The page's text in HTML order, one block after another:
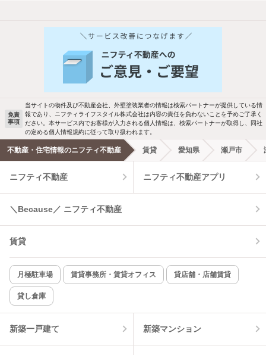
バス・トイレ別 2階以上
洗濯機置場あり 独立洗面台
エアコンあり 都市ガス
温水洗浄便座 オートロック
コンロ2口以上
新着のみ インターネット無料
該当件数:
12件
免責
事項
当サイトの物件及び不動産会社、外壁塗装業者の情報は検索パートナーが提供している情
報であり、ニフティライフスタイル株式会社は内容の責任を負わないことを予めご了承く
ださい。本サービス内でお客様が入力される個人情報は、検索パートナーが取得し、同社
の定める個人情報規約に従って取り扱われます。
不動産・住宅情報のニフティ不動産 賃貸 愛知県 瀬戸市
ニフティ不動産 ニフティ不動産アプリ
＼Because／ ニフティ不動産
賃貸
月極駐車場 賃貸事務所・賃貸オフィス 貸店舗・店舗賃貸
貸し倉庫
新築一戸建て 新築マンション